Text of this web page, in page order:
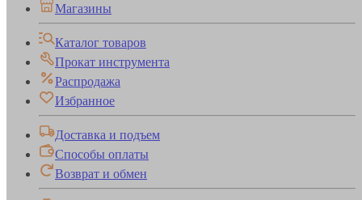
Магазины
Каталог товаров
Прокат инструмента
Распродажа
Избранное
Доставка и подъем
Способы оплаты
Возврат и обмен